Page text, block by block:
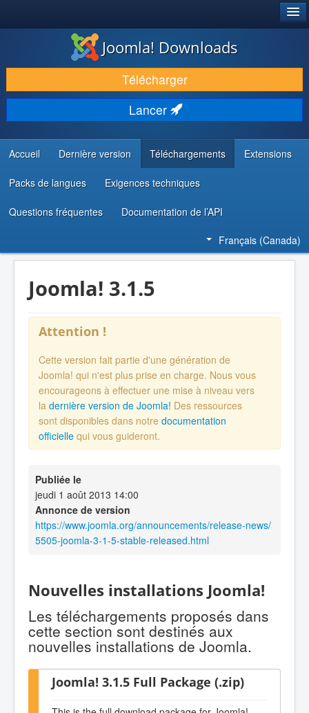
TÉLÉCHARGER & ENRICHIR
DÉCOUVRIR & APPRENDRE
COMMUNAUTÉ & SUPPORT
RESSOURCES DÉVELOPPEURS
Joomla! Downloads
Télécharger
Lancer
Accueil Dernière version Téléchargements Extensions
Packs de langues Exigences techniques
Questions fréquentes Documentation de l’API
Français (Canada)
Joomla! 3.1.5
Attention !
Cette version fait partie d'une génération de
Joomla! qui n'est plus prise en charge. Nous vous
encourageons à effectuer une mise à niveau vers
la dernière version de Joomla! Des ressources
sont disponibles dans notre documentation
officielle qui vous guideront.
Publiée le
jeudi 1 août 2013 14:00
Annonce de version
https://www.joomla.org/announcements/release-news/
5505-joomla-3-1-5-stable-released.html
Nouvelles installations Joomla!
Les téléchargements proposés dans
cette section sont destinés aux
nouvelles installations de Joomla.
Joomla! 3.1.5 Full Package (.zip)